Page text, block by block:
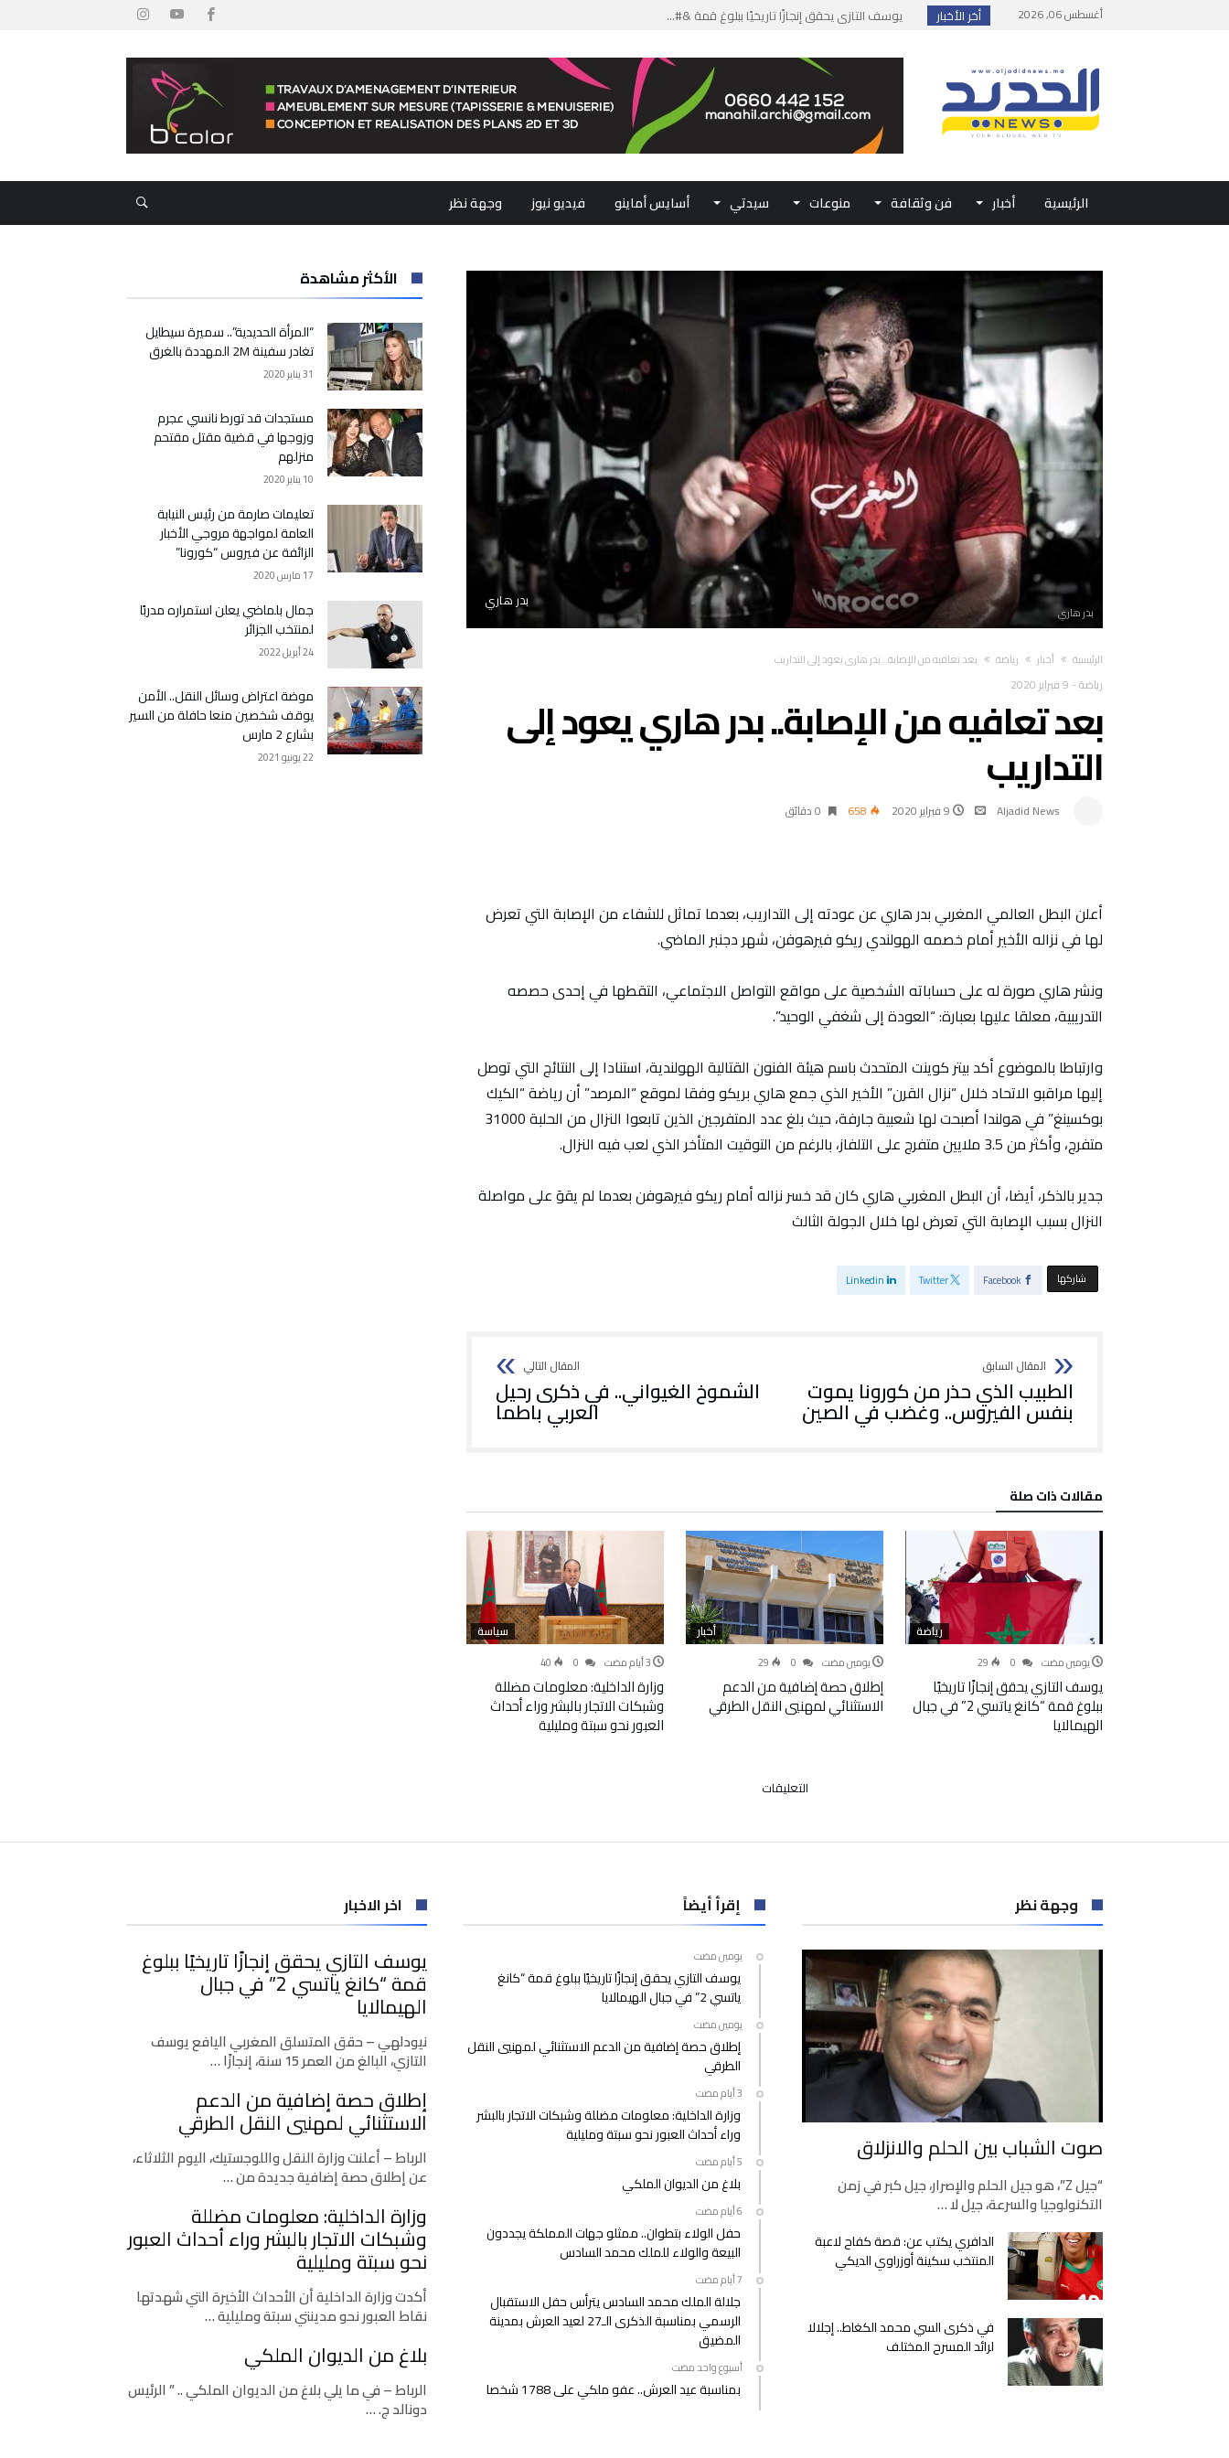
أغسطس 06, 2026 أخر الأخبار
إطلاق حصة إضافية من الدعم الاستثنائي لمهنيي ال...
بلاغ من الديوان الملكي...
حفل الولاء بتطوان.. ممثلو جهات المملكة يجددون ...
الرئيسية أخبار فن وثقافة منوعات سيدتي أسايس أماينو فيديو نيوز وجهة نظر
بدر هاري
بدر هاري
‫الرئيسية‬ أخبار رياضة بعد تعافيه من الإصابة.. بدر هاري يعود إلى التداريب
رياضة- 9 فبراير 2020
بعد تعافيه من الإصابة.. بدر هاري يعود إلى
التداريب
Aljadid News 9 فبراير 2020 658 0 ‫دقائق‬
أعلن البطل العالمي المغربي بدر هاري عن عودته إلى التداريب، بعدما تماثل للشفاء من الإصابة التي تعرض
لها في نزاله الأخير أمام خصمه الهولندي ريكو فيرهوفن، شهر دجنبر الماضي.
ونشر هاري صورة له على حساباته الشخصية على مواقع التواصل الاجتماعي، التقطها في إحدى حصصه
التدريبية، معلقا عليها بعبارة: “العودة إلى شغفي الوحيد”.
وارتباطا بالموضوع أكد بيتر كوينت المتحدث باسم هيئة الفنون القتالية الهولندية، استنادا إلى النتائج التي توصل
إليها مراقبو الاتحاد خلال “نزال القرن” الأخير الذي جمع هاري بريكو وفقا لموقع “المرصد” أن رياضة “الكيك
بوكسينغ” في هولندا أصبحت لها شعبية جارفة، حيث بلغ عدد المتفرجين الذين تابعوا النزال من الحلبة 31000
متفرج، وأكثر من 3.5 ملايين متفرج على التلفاز، بالرغم من التوقيت المتأخر الذي لعب فيه النزال.
جدير بالذكر، أيضا، أن البطل المغربي هاري كان قد خسر نزاله أمام ريكو فيرهوفن بعدما لم يقوَ على مواصلة
النزال بسبب الإصابة التي تعرض لها خلال الجولة الثالث
‫‫ شاركها‬ Facebook
Twitter
Linkedin
الطبيب الذي حذر من كورونا يموت
بنفس الفيروس.. وغضب في الصين
الشموخ الغيواني.. في ذكرى رحيل
العربي باطما
‫مقالات ذات صلة‬
رياضة
‫‫‫‏‫يومين مضت‬ 29
يوسف التازي يحقق إنجازًا تاريخيًا
ببلوغ قمة “كانغ ياتسي 2” في جبال
الهيمالايا
أخبار
‫‫‫‏‫يومين مضت‬ 29
إطلاق حصة إضافية من الدعم
الاستثنائي لمهنيي النقل الطرقي
سياسة
40
وزارة الداخلية: معلومات مضللة
وشبكات الاتجار بالبشر وراء أحداث
العبور نحو سبتة ومليلية
التعليقات
من
هاري
يعود
التداريب
مغلقة
الأكثر مشاهدة
“المرأة الحديدية”.. سميرة سيطايل
تغادر سفينة 2M المهددة بالغرق
31 يناير 2020
مستجدات قد تورط نانسي عجرم
وزوجها في قضية مقتل مقتحم
منزلهم
10 يناير 2020
تعليمات صارمة من رئيس النيابة
العامة لمواجهة مروجي الأخبار
الزائفة عن فيروس “كورونا”
17 مارس 2020
جمال بلماضي يعلن استمراره مدربًا
لمنتخب الجزائر
24 أبريل 2022
موضة اعتراض وسائل النقل.. الأمن
يوقف شخصين منعا حافلة من السير
بشارع 2 مارس
22 يونيو 2021
وجهة نظر
صوت الشباب بين الحلم والانزلاق
“جيل Z”، هو جيل الحلم والإصرار، جيل كبر في زمن
التكنولوجيا والسرعة، جيل لا …
الدافري يكتب عن: قصة كفاح لاعبة
المنتخب سكينة أوزراوي الديكي
في ذكرى السي محمد الكغاط.. إجلالا
لرائد المسرح المختلف
إقرأ أيضاً
‫‫‫‏‫يومين مضت‬
يوسف التازي يحقق إنجازًا تاريخيًا ببلوغ قمة “كانغ
ياتسي 2” في جبال الهيمالايا
‫‫‫‏‫يومين مضت‬
إطلاق حصة إضافية من الدعم الاستثنائي لمهنيي النقل
الطرقي
وزارة الداخلية: معلومات مضللة وشبكات الاتجار بالبشر
وراء أحداث العبور نحو سبتة ومليلية
بلاغ من الديوان الملكي
حفل الولاء بتطوان.. ممثلو جهات المملكة يجددون
البيعة والولاء للملك محمد السادس
جلالة الملك محمد السادس يترأس حفل الاستقبال
الرسمي بمناسبة الذكرى الـ27 لعيد العرش بمدينة
المضيق
‫‫‫‏‫أسبوع واحد مضت‬
بمناسبة عيد العرش.. عفو ملكي على 1788 شخصا
اخر الاخبار
يوسف التازي يحقق إنجازًا تاريخيًا ببلوغ
قمة “كانغ ياتسي 2” في جبال
الهيمالايا
نيودلهي – حقق المتسلق المغربي اليافع يوسف
التازي، البالغ من العمر 15 سنة، إنجازًا …
إطلاق حصة إضافية من الدعم
الاستثنائي لمهنيي النقل الطرقي
الرباط – أعلنت وزارة النقل واللوجستيك، اليوم الثلاثاء،
عن إطلاق حصة إضافية جديدة من …
وزارة الداخلية: معلومات مضللة
وشبكات الاتجار بالبشر وراء أحداث العبور
نحو سبتة ومليلية
أكدت وزارة الداخلية أن الأحداث الأخيرة التي شهدتها
نقاط العبور نحو مدينتي سبتة ومليلية …
بلاغ من الديوان الملكي
الرباط – في ما يلي بلاغ من الديوان الملكي .. ” الرئيس
دونالد ج. …